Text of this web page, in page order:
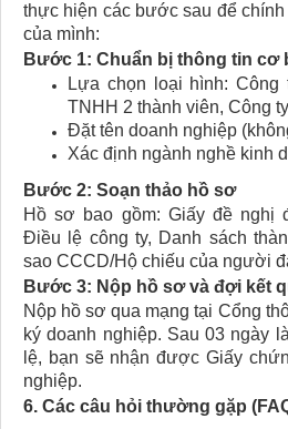
thực hiện các bước sau để
của mình:
Bước 1: Chuẩn bị thông tin cơ
Lựa chọn loại hình: Công
TNHH 2 thành viên, Công
Đặt tên doanh nghiệp
Xác định ngành nghề kinh
Bước 2: Soạn thảo hồ sơ
Hồ sơ bao gồm: Giấy đề nghị
Điều lệ công ty, Danh sách
sao CCCD/Hộ chiếu của người
Bước 3: Nộp hồ sơ và đợi kết
Nộp hồ sơ qua mạng tại Cổng
ký doanh nghiệp. Sau 03 ngày
lệ, bạn sẽ nhận được Giấy
nghiệp.
6. Các câu hỏi thường gặp